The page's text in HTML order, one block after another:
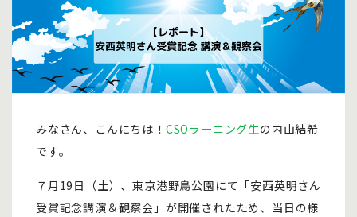
みなさん、こんにちは！ CSOラーニング生の内山結希
です。
７月19日（土）、東京港野鳥公園にて「安西英明さん
受賞記念講演＆観察会」が開催されたため、当日の様